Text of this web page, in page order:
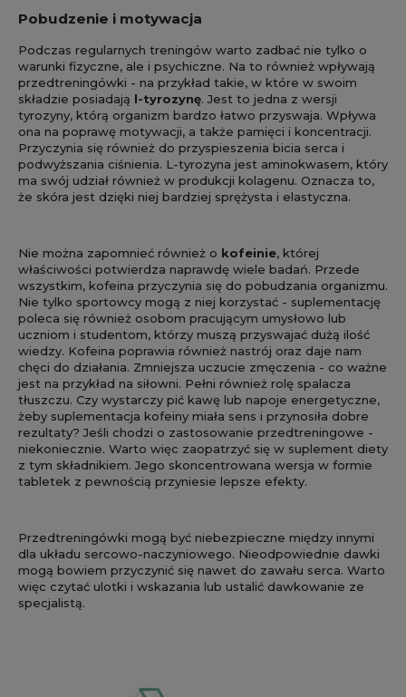
Pobudzenie i motywacja
Podczas regularnych treningów warto zadbać nie tylko o
warunki fizyczne, ale i psychiczne. Na to również wpływają
przedtreningówki - na przykład takie, w które w swoim
składzie posiadają l-tyrozynę. Jest to jedna z wersji
tyrozyny, którą organizm bardzo łatwo przyswaja. Wpływa
ona na poprawę motywacji, a także pamięci i koncentracji.
Przyczynia się również do przyspieszenia bicia serca i
podwyższania ciśnienia. L-tyrozyna jest aminokwasem, który
ma swój udział również w produkcji kolagenu. Oznacza to,
że skóra jest dzięki niej bardziej sprężysta i elastyczna.
Nie można zapomnieć również o kofeinie, której
właściwości potwierdza naprawdę wiele badań. Przede
wszystkim, kofeina przyczynia się do pobudzania organizmu.
Nie tylko sportowcy mogą z niej korzystać - suplementację
poleca się również osobom pracującym umysłowo lub
uczniom i studentom, którzy muszą przyswajać dużą ilość
wiedzy. Kofeina poprawia również nastrój oraz daje nam
chęci do działania. Zmniejsza uczucie zmęczenia - co ważne
jest na przykład na siłowni. Pełni również rolę spalacza
tłuszczu. Czy wystarczy pić kawę lub napoje energetyczne,
żeby suplementacja kofeiny miała sens i przynosiła dobre
rezultaty? Jeśli chodzi o zastosowanie przedtreningowe -
niekoniecznie. Warto więc zaopatrzyć się w suplement diety
z tym składnikiem. Jego skoncentrowana wersja w formie
tabletek z pewnością przyniesie lepsze efekty.
Przedtreningówki mogą być niebezpieczne między innymi
dla układu sercowo-naczyniowego. Nieodpowiednie dawki
mogą bowiem przyczynić się nawet do zawału serca. Warto
więc czytać ulotki i wskazania lub ustalić dawkowanie ze
specjalistą.